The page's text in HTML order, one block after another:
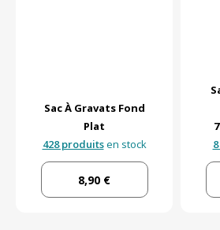
Sac À Gravats Fond
Plat
428 produitsen stock
8,90 €